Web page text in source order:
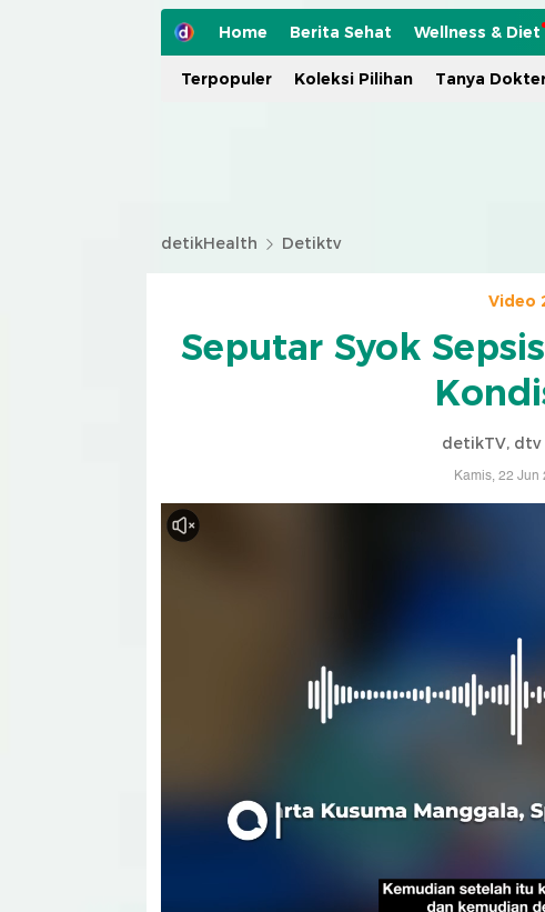
Home Berita Sehat Wellness & Diet
Terpopuler Koleksi Pilihan Tanya
detikHealth Detiktv
Video
Seputar Syok
detikTV, dtv
Kamis, 22 Jun